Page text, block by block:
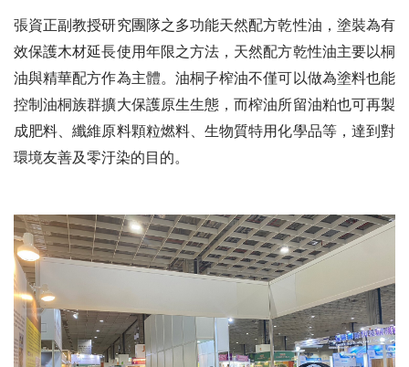
張資正副教授研究團隊之多功能天然配方乾性油，塗裝為有
效保護木材延長使用年限之方法，天然配方乾性油主要以桐
油與精華配方作為主體。油桐子榨油不僅可以做為塗料也能
控制油桐族群擴大保護原生生態，而榨油所留油粕也可再製
成肥料、纖維原料顆粒燃料、生物質特用化學品等，達到對
環境友善及零汙染的目的。